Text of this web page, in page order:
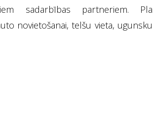
sadarbības partneriem.
novietošanai, telšu vieta,